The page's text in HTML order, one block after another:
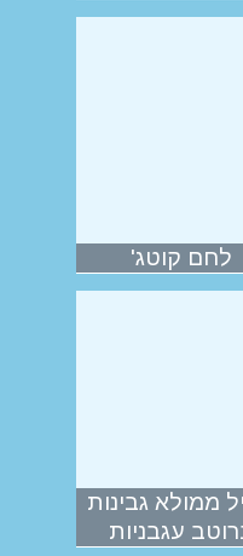
לחם קוטג'
ממולא גבינות
עגבניות